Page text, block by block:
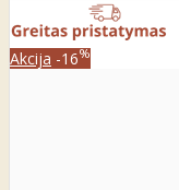
Akcija -16%